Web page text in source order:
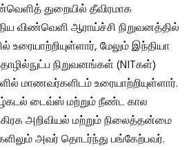
துறையில் தீவிரமாக
விண்வெளி ஆராய்ச்சி நிறுவனத்தில்
உரையாற்றியுள்ளார், மேலும் இந்தியா
நிறுவனங்கள் (NITகள்)
மாணவர்களிடம் உரையாற்றியுள்ளார்.
டைவ்ஸ் மற்றும் நீண்ட கால
அறிவியல் மற்றும் நிலைத்தன்மை
அவர் தொடர்ந்து பங்கேற்பவர்.